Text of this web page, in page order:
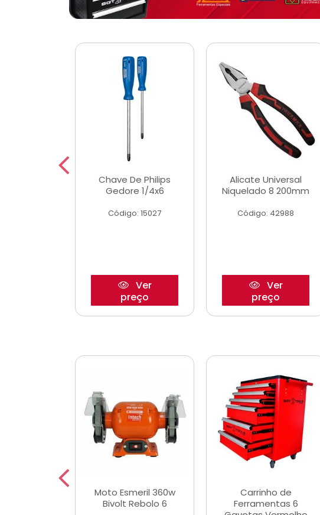
Chave De Philips
Gedore 1/4x6
Código: 15027
Ver
preço
Alicate Universal
Niquelado 8 200mm
Código: 42988
Ver
preço
Moto Esmeril 360w
Bivolt Rebolo 6
Carrinho de
Ferramentas 6